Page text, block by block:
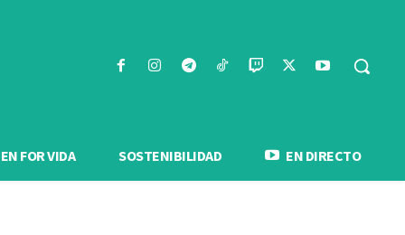
FOR VIDA SOSTENIBILIDAD EN DIRECTO